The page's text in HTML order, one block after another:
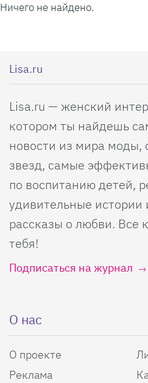
Ничего не найдено.
Lisa.ru
Lisa.ru — женский
котором ты найдешь
новости из мира моды,
звезд, самые
по воспитанию детей,
удивительные истории
рассказы о любви. Все
тебя!
Подписаться на журнал
О нас
О проекте
Реклама